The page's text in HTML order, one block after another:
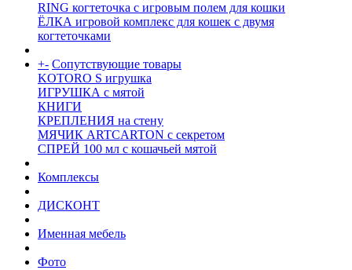
RING когтеточка c игровым полем для кошки
ЁЛКА игровой комплекс для кошек с двумя
когтеточками
+- Сопутствующие товары
KOTORO S игрушка
ИГРУШКА с мятой
КНИГИ
КРЕПЛЕНИЯ на стену
МЯЧИК ARTCARTON с секретом
СПРЕЙ 100 мл с кошачьей мятой
Комплексы
ДИСКОНТ
Именная мебель
Фото